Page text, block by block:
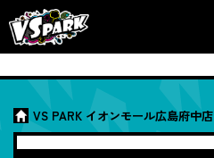
VS PARK イオンモール広島府中店